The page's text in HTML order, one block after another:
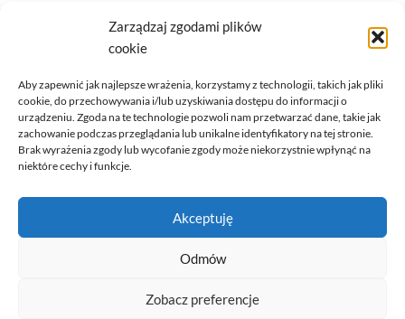
Zarządzaj zgodami plików
cookie
Aby zapewnić jak najlepsze wrażenia, korzystamy z technologii, takich jak pliki
cookie, do przechowywania i/lub uzyskiwania dostępu do informacji o
urządzeniu. Zgoda na te technologie pozwoli nam przetwarzać dane, takie jak
zachowanie podczas przeglądania lub unikalne identyfikatory na tej stronie.
Brak wyrażenia zgody lub wycofanie zgody może niekorzystnie wpłynąć na
niektóre cechy i funkcje.
Akceptuję
Odmów
Zobacz preferencje
Yasumi(164) zdrowe zęby
zdrowie
© 2026 Only You - portal dla kobiet (uroda, moda, zdrowie)
opracowanie:AZDOBRESTRONY
Polityka prywatności i RODO